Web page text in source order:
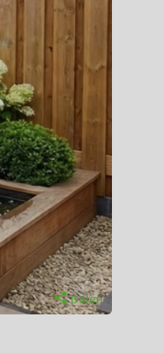
Delen